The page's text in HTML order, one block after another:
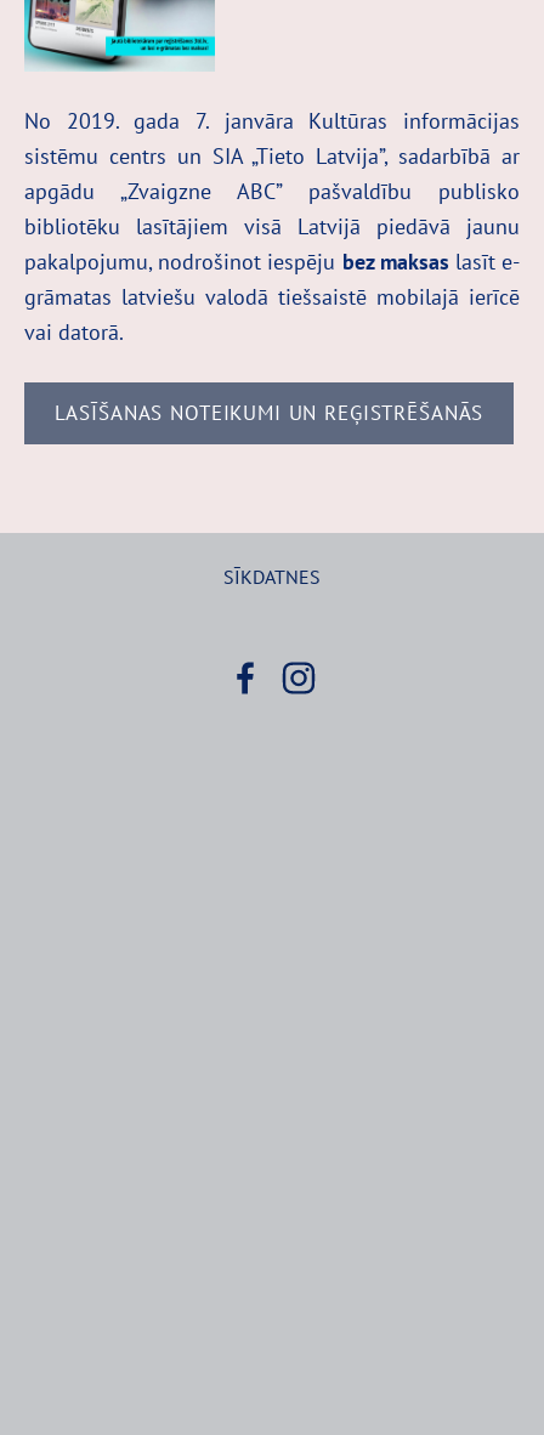
No 2019. gada 7. janvāra Kultūras informācijas
sistēmu centrs un SIA „Tieto Latvija”, sadarbībā ar
apgādu „Zvaigzne ABC” pašvaldību publisko
bibliotēku lasītājiem visā Latvijā piedāvā jaunu
pakalpojumu, nodrošinot iespēju bez maksas lasīt e-
grāmatas latviešu valodā tiešsaistē mobilajā ierīcē
vai datorā.
LASĪŠANAS NOTEIKUMI UN REĢISTRĒŠANĀS
SĪKDATNES